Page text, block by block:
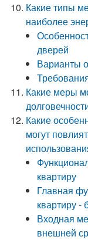
Какие типы
наиболее
дверей
Варианты
Какие меры
Какие
могут
квартиру
Главная
квартиру -
Входная
внешней